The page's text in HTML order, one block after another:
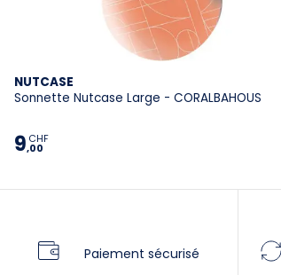
NUTCASE
Sonnette Nutcase Large - CORALBAHOUS
9,00
CHF
Paiement sécurisé